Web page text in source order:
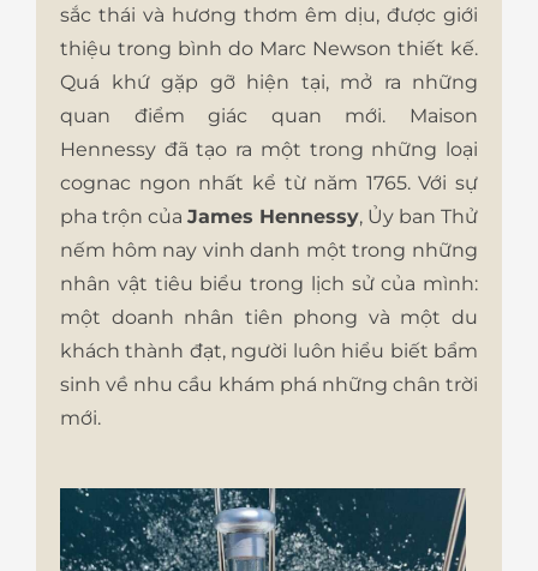
sắc thái và hương thơm êm dịu, được giới
thiệu trong bình do Marc Newson thiết kế.
Quá khứ gặp gỡ hiện tại, mở ra những
quan điểm giác quan mới. Maison
Hennessy đã tạo ra một trong những loại
cognac ngon nhất kể từ năm 1765. Với sự
pha trộn của James Hennessy, Ủy ban Thử
nếm hôm nay vinh danh một trong những
nhân vật tiêu biểu trong lịch sử của mình:
một doanh nhân tiên phong và một du
khách thành đạt, người luôn hiểu biết bẩm
sinh về nhu cầu khám phá những chân trời
mới.